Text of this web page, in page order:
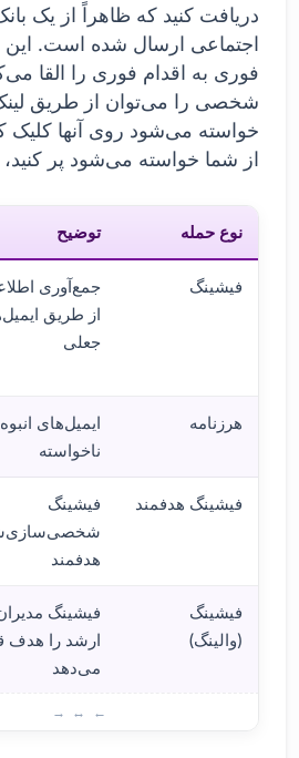
دریافت کنید که ظاهراً از یک
اجتماعی ارسال شده است. این
فوری به اقدام فوری را القا
شخصی را می‌توان از طریق
خواسته می‌شود روی آنها کلیک
از شما خواسته می‌شود پر
نوع حمله توضیح
فیشینگ
جمع‌آوری
از طریق
جعلی
هرزنامه
ایمیل‌های انبوه
ناخواسته
فیشینگ هدفمند
فیشینگ
هدفمند
فیشینگ
(والینگ)
فیشینگ
ارشد را هدف
می‌دهد